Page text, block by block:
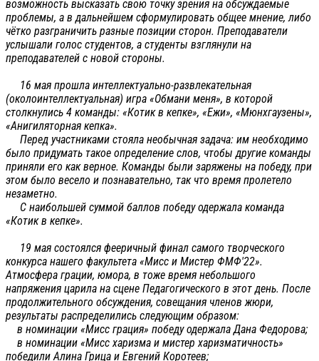
возможность высказать свою точку зрения на обсуждаемые
проблемы, а в дальнейшем сформулировать общее мнение, либо
чётко разграничить разные позиции сторон. Преподаватели
услышали голос студентов, а студенты взглянули на
преподавателей с новой стороны.
16 мая прошла интеллектуально-развлекательная
(околоинтеллектуальная) игра «Обмани меня», в которой
столкнулись 4 команды: «Котик в кепке», «Ежи», «Мюнхгаузены»,
«Анигиляторная кепка».
Перед участниками стояла необычная задача: им необходимо
было придумать такое определение слов, чтобы другие команды
приняли его как верное. Команды были заряжены на победу, при
этом было весело и познавательно, так что время пролетело
незаметно.
С наибольшей суммой баллов победу одержала команда
«Котик в кепке».
19 мая состоялся фееричный финал самого творческого
конкурса нашего факультета «Мисс и Мистер ФМФ'22».
Атмосфера грации, юмора, в тоже время небольшого
напряжения царила на сцене Педагогического в этот день. После
продолжительного обсуждения, совещания членов жюри,
результаты распределились следующим образом:
в номинации «Мисс грация» победу одержала Дана Федорова;
в номинации «Мисс харизма и мистер харизматичность»
победили Алина Грица и Евгений Коротеев;